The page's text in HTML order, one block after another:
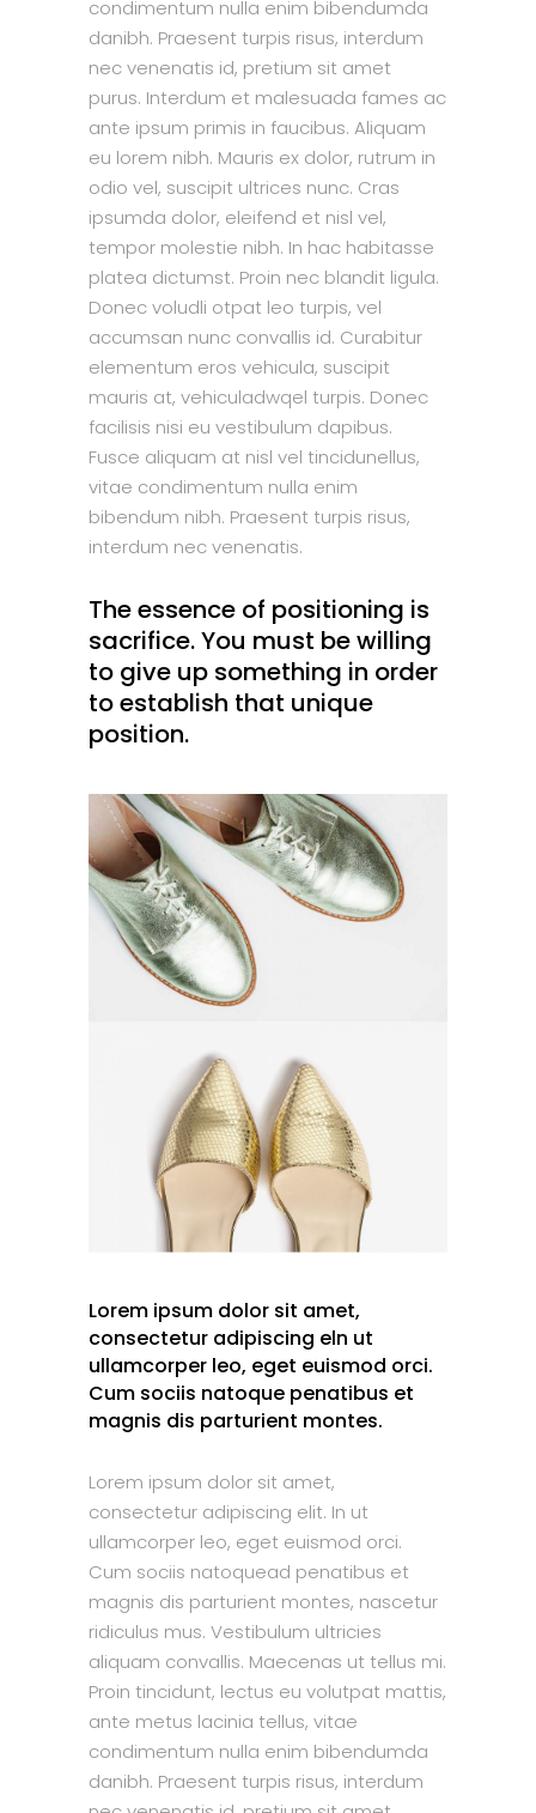
condimentum nulla enim bibendumda
danibh. Praesent turpis risus, interdum
nec venenatis id, pretium sit amet
purus. Interdum et malesuada fames ac
ante ipsum primis in faucibus. Aliquam
eu lorem nibh. Mauris ex dolor, rutrum in
odio vel, suscipit ultrices nunc. Cras
ipsumda dolor, eleifend et nisl vel,
tempor molestie nibh. In hac habitasse
platea dictumst. Proin nec blandit ligula.
Donec voludli otpat leo turpis, vel
accumsan nunc convallis id. Curabitur
elementum eros vehicula, suscipit
mauris at, vehiculadwqel turpis. Donec
facilisis nisi eu vestibulum dapibus.
Fusce aliquam at nisl vel tincidunellus,
vitae condimentum nulla enim
bibendum nibh. Praesent turpis risus,
interdum nec venenatis.
The essence of positioning is
sacrifice. You must be willing
to give up something in order
to establish that unique
position.
Lorem ipsum dolor sit amet,
consectetur adipiscing eln ut
ullamcorper leo, eget euismod orci.
Cum sociis natoque penatibus et
magnis dis parturient montes.
Lorem ipsum dolor sit amet,
consectetur adipiscing elit. In ut
ullamcorper leo, eget euismod orci.
Cum sociis natoquead penatibus et
magnis dis parturient montes, nascetur
ridiculus mus. Vestibulum ultricies
aliquam convallis. Maecenas ut tellus mi.
Proin tincidunt, lectus eu volutpat mattis,
ante metus lacinia tellus, vitae
condimentum nulla enim bibendumda
danibh. Praesent turpis risus, interdum